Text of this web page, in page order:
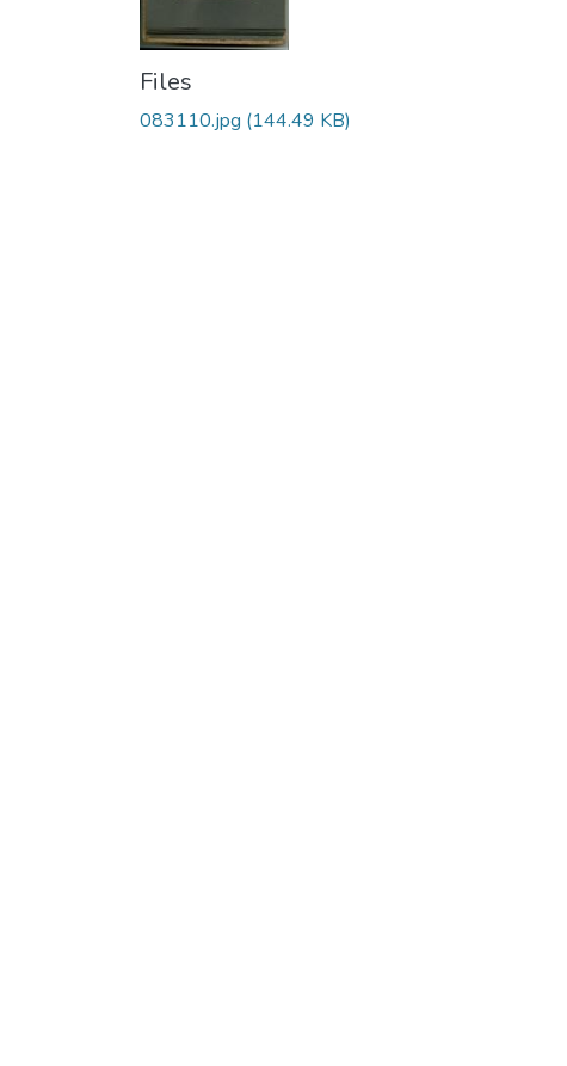
Files
083110.jpg (144.49 KB)